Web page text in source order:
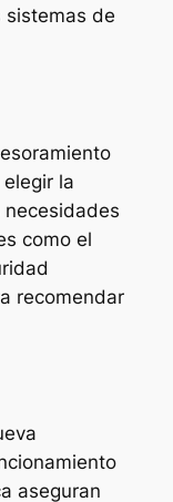
sistemas de
la
como el
recomendar
aseguran